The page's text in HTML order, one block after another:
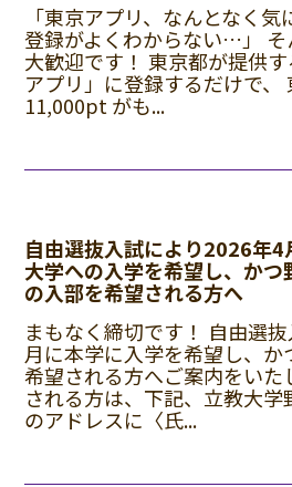
「東京アプリ、なんとなく気
登録がよくわからない…」 そ
大歓迎です！ 東京都が提供
アプリ」に登録するだけで、
11,000pt がも...
自由選抜入試により2026年4
大学への入学を希望し、かつ
の入部を希望される方へ
まもなく締切です！ 自由選
月に本学に入学を希望し、か
希望される方へご案内をいた
される方は、下記、立教大
のアドレスに〈氏...